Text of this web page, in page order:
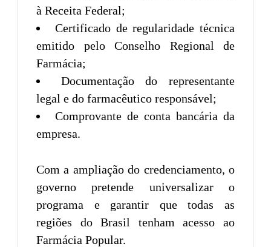
à Receita Federal;
Certificado de regularidade técnica
emitido pelo Conselho Regional de
Farmácia;
Documentação do representante
legal e do farmacêutico responsável;
Comprovante de conta bancária da
empresa.
Com a ampliação do credenciamento, o
governo pretende universalizar o
programa e garantir que todas as
regiões do Brasil tenham acesso ao
Farmácia Popular.